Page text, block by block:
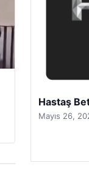
Prenses
Nisan 29,